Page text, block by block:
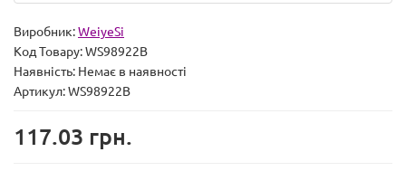
Виробник:WeiyeSi
Код Товару:WS98922B
Наявність: Немає в наявності
Артикул: WS98922B
117.03 грн.